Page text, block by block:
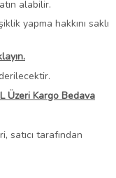
alabilir.
yapma hakkını saklı
Üzeri Kargo Bedava
satıcı tarafından